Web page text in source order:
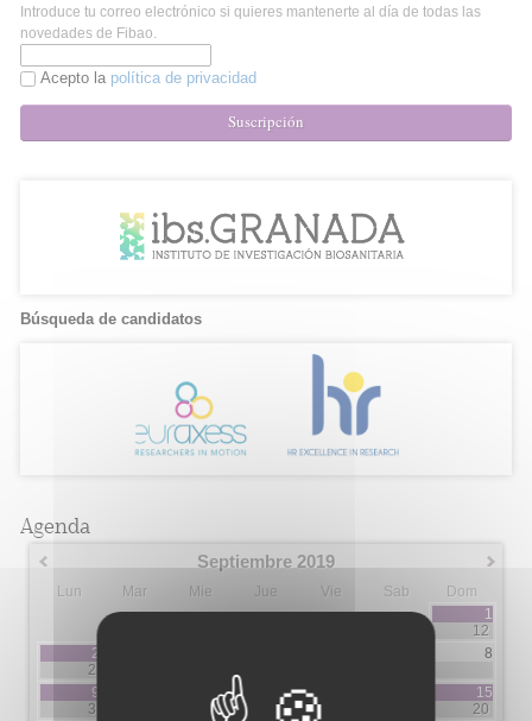
Introduce tu correo electrónico si quieres mantenerte al día de todas las
novedades de Fibao.
Acepto la política de privacidad
Suscripción
Búsqueda de candidatos
Agenda
Septiembre 2019
Lun Mar Mie Jue Vie Sab
Dom
1
12
2
2
8
9
3
11
3
12
3
15
20